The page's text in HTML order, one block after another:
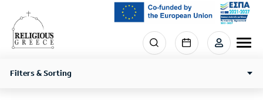
main
content
Menu
section
Filters & Sorting